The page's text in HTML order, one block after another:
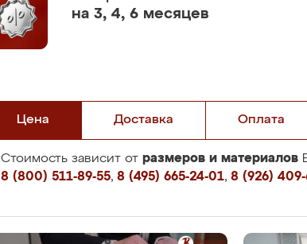
на 3, 4, 6 месяцев
Цена Доставка Оплата
Стоимость зависит от размеров и материалов
8 (800) 511-89-55, 8 (495) 665-24-01, 8 (926) 409-